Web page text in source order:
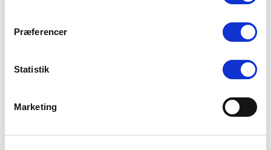
"Detaljer" eller ved at klikke videre til vores Cookiepolitik,
Præferencer
Statistik
Marketing